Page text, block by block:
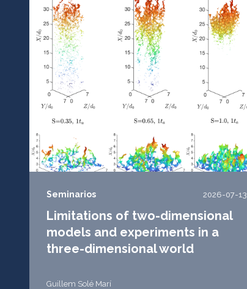
Seminarios 2026-07-13
Limitations of two-dimensional
models and experiments in a
three-dimensional world
Guillem Solé Marí